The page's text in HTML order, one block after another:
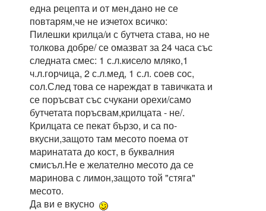
една рецепта и от мен,дано не се
повтарям,че не изчетох всичко:
Пилешки крилца/и с бутчета става, но не
толкова добре/ се омазват за 24 часа със
следната смес: 1 с.л.кисело мляко,1
ч.л.горчица, 2 с.л.мед, 1 с.л. соев сос,
сол.След това се нареждат в тавичката и
се поръсват със счукани орехи/само
бутчетата поръсвам,крилцата - не/.
Крилцата се пекат бързо, и са по-
вкусни,защото там месото поема от
маринатата до кост, в буквалния
смисъл.Не е желателно месото да се
маринова с лимон,защото той "стяга"
месото.
Да ви е вкусно